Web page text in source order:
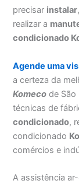
precisar instalar
realizar a
condicionado
Agende uma
a certeza da
Komeco de São
técnicas de
condicionado,
condicionado
comércios e
A assistência